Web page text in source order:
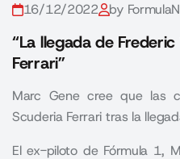
16/12/2022 by
“La llegada de
Ferrari”
Marc Gene cree que las
Scuderia Ferrari tras la
El ex-piloto de Fórmula 1,